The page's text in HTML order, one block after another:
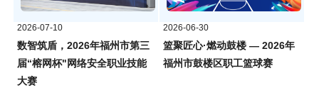
2026-07-10
数智筑盾，2026年福州市第三
届“榕网杯"网络安全职业技能
大赛
2026-06-30
篮聚匠心·燃动鼓楼 — 2026年
福州市鼓楼区职工篮球赛